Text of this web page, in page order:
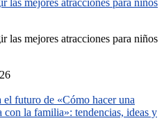
las mejores atracciones para niños
las mejores atracciones para niños
el futuro de «Cómo hacer una
con la familia»: tendencias, ideas y